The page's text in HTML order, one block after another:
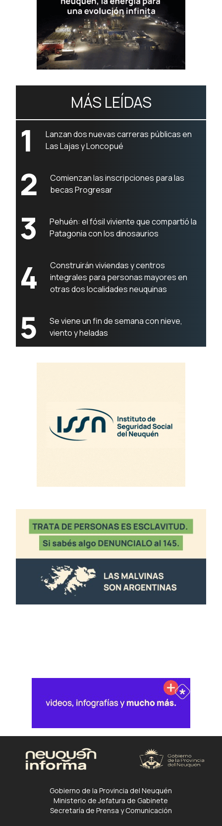
MÁS LEÍDAS
1
Lanzan dos nuevas carreras públicas en
Las Lajas y Loncopué
2
Comienzan las inscripciones para las
becas Progresar
3
Pehuén: el fósil viviente que compartió la
Patagonia con los dinosaurios
4
Construirán viviendas y centros
integrales para personas mayores en
otras dos localidades neuquinas
5
Se viene un fin de semana con nieve,
viento y heladas
Gobierno de la Provincia del Neuquén
Ministerio de Jefatura de Gabinete
Secretaría de Prensa y Comunicación